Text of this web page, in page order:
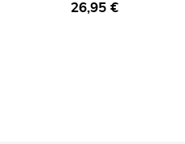
Prix ​​actuel
26,95 €